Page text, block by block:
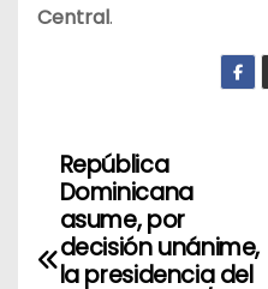
Central.
República
Dominicana
asume, por
decisión unánime,
la presidencia del